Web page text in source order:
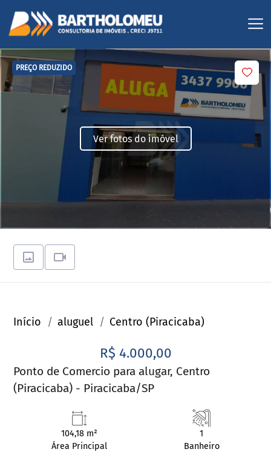
PREÇO REDUZIDO
Ver fotos do imóvel
Início aluguel Centro (Piracicaba)
R$ 4.000,00
Ponto de Comercio para alugar, Centro
(Piracicaba) - Piracicaba/SP
104,18 m²
Área Principal
1
Banheiro